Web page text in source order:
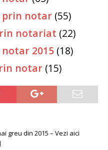
prin notar (55)
notariat (22)
2015 (18)
notar (15)
greu din 2015 – Vezi aici